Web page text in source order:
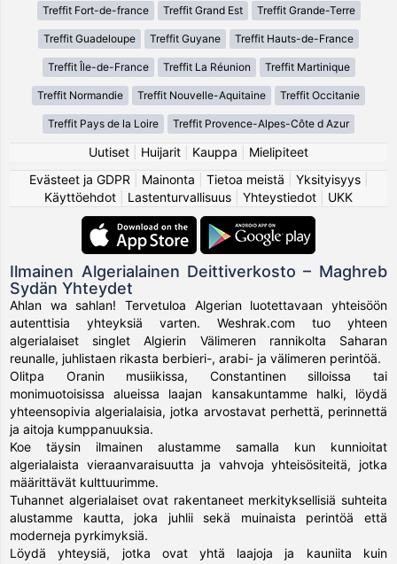
Treffit Fort-de-france Treffit Grand Est Treffit Grande-Terre
Treffit Guadeloupe Treffit Guyane Treffit Hauts-de-France
Treffit Île-de-France Treffit La Réunion Treffit Martinique
Treffit Normandie Treffit Nouvelle-Aquitaine Treffit Occitanie
Treffit Pays de la Loire Treffit Provence-Alpes-Côte d Azur
Uutiset Huijarit Kauppa
Mielipiteet
Evästeet ja GDPR
Mainonta Tietoa meistä Yksityisyys|
Käyttöehdot
Lastenturvallisuus Yhteystiedot UKK
Ilmainen Algerialainen Deittiverkosto – Maghreb
Sydän Yhteydet
Ahlan wa sahlan! Tervetuloa Algerian luotettavaan yhteisöön
autenttisia yhteyksiä varten. Weshrak.com tuo yhteen
algerialaiset singlet Algierin Välimeren rannikolta Saharan
reunalle, juhlistaen rikasta berbieri-, arabi- ja välimeren perintöä.
Olitpa Oranin musiikissa, Constantinen silloissa tai
monimuotoisissa alueissa laajan kansakuntamme halki, löydä
yhteensopivia algerialaisia, jotka arvostavat perhettä, perinnettä
ja aitoja kumppanuuksia.
Koe täysin ilmainen alustamme samalla kun kunnioitat
algerialaista vieraanvaraisuutta ja vahvoja yhteisösiteitä, jotka
määrittävät kulttuurimme.
Tuhannet algerialaiset ovat rakentaneet merkityksellisiä suhteita
alustamme kautta, joka juhlii sekä muinaista perintöä että
moderneja pyrkimyksiä.
Löydä yhteysiä, jotka ovat yhtä laajoja ja kauniita kuin